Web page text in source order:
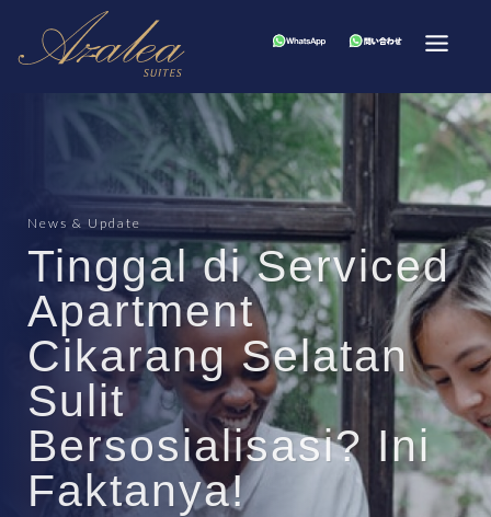
News & Update
Tinggal di Serviced
Apartment
Cikarang Selatan
Sulit
Bersosialisasi? Ini
Faktanya!